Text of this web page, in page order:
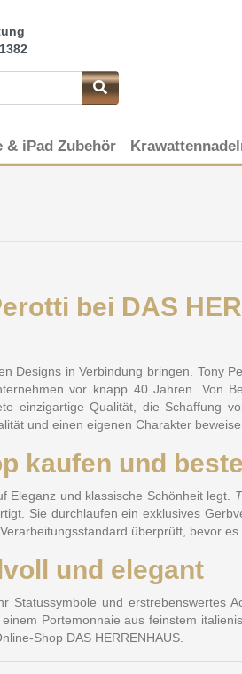
& iPad Zubehör
bei DAS
Designs in Verbindung bringen. Tony
vor knapp 40 Jahren. Von
einzigartige Qualität, die Schaffung
und einen eigenen Charakter
kaufen und
und klassische Schönheit legt.
Sie durchlaufen ein exklusives
überprüft, bevor es
und elegant
und erstrebenswertes
Portemonnaie aus feinstem
Shop DAS HERRENHAUS.